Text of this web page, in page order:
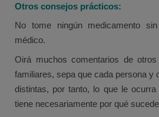
Otros consejos prácticos:
No tome ningún medicamento
médico.
Oirá muchos comentarios de
familiares, sepa que cada persona y
distintas, por tanto, lo que le
tiene necesariamente por qué